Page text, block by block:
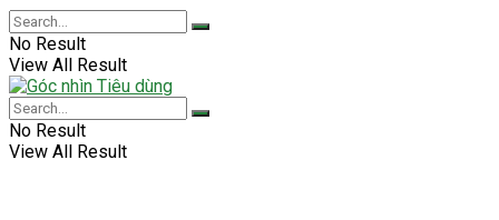
No Result
View All Result
No Result
View All Result